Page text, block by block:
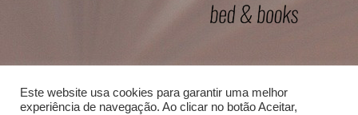
Casa das Letras 7050 – 406 Vila de Cabrela
Este website usa cookies para garantir uma melhor
experiência de navegação. Ao clicar no botão Aceitar,